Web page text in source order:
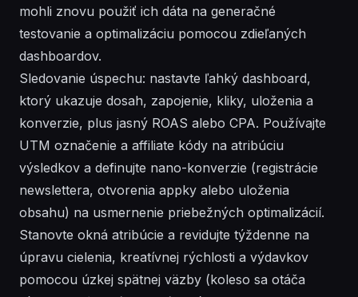
mohli znovu použiť ich dáta na generačné
testovanie a optimalizáciu pomocou zdieľaných
dashboardov.
Sledovanie úspechu: nastavte ľahký dashboard,
ktorý ukazuje dosah, zapojenie, kliky, uloženia a
konverzie, plus jasný ROAS alebo CPA. Používajte
UTM označenie a affiliate kódy na atribúciu
výsledkov a definujte nano-konverzie (registrácie
newslettera, otvorenia appky alebo uloženia
obsahu) na usmernenie priebežných optimalizácií.
Stanovte okná atribúcie a revidujte týždenne na
úpravu cielenia, kreatívnej rýchlosti a výdavkov
pomocou úzkej spätnej väzby (koleso sa otáča